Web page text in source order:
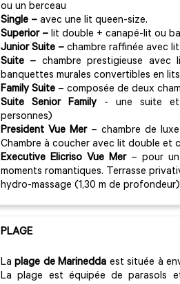
ou un berceau
Single – avec une lit queen-size.
Superior– lit double + canapé-lit ou
Junior Suite – chambre raffinée avec
Suite – chambre prestigieuse
banquettes murales convertibles en lits
Family Suite – composée de deux
Suite Senior Family- une suite et
personnes)
President Vue Mer– chambre de luxe
Chambre à coucher avec lit double et
Executive Elicriso Vue Mer – pour
moments romantiques. Terrasse
hydro-massage (1,30 m de
PLAGE
La plage de Marinedda est située à
La plage est équipée de parasols